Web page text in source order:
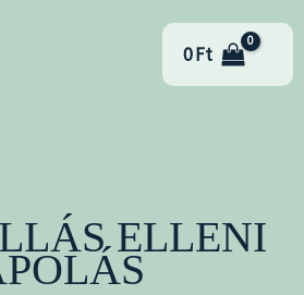
0Ft
ELLENI